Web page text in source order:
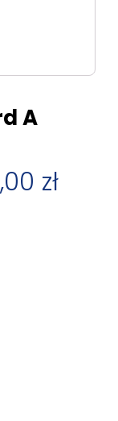
A
zł